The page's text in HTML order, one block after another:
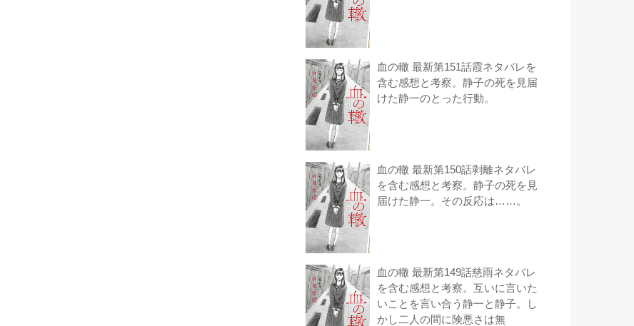
血の轍 最新第151話霞ネタバレを
含む感想と考察。静子の死を見届
けた静一のとった行動。
血の轍 最新第150話剥離ネタバレ
を含む感想と考察。静子の死を見
届けた静一。その反応は……。
血の轍 最新第149話慈雨ネタバレ
を含む感想と考察。互いに言いた
いことを言い合う静一と静子。し
かし二人の間に険悪さは無